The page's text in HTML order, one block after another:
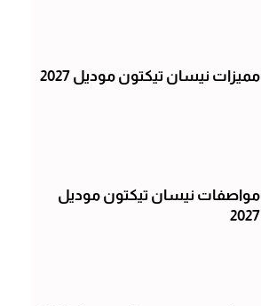
مميزات نيسان تيكتون موديل 2027
مواصفات نيسان تيكتون موديل
2027